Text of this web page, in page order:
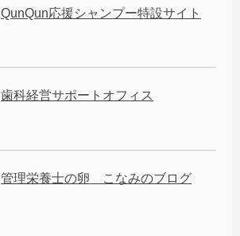
QunQun応援シャンプー特設サイト
歯科経営サポートオフィス
管理栄養士の卵 こなみのブログ